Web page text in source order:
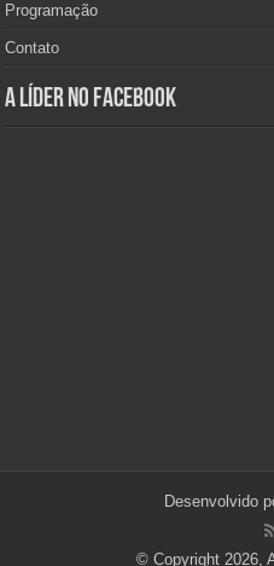
Programação
Contato
A Líder no Facebook
Desenvolvido
© Copyright 2026,